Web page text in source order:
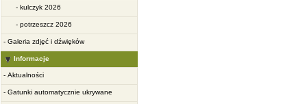
- kulczyk 2026
- potrzeszcz 2026
- Galeria zdjęć i dźwięków
Informacje
- Aktualności
- Gatunki automatycznie ukrywane